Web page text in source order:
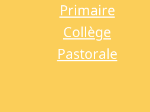
Primaire
Collège
Pastorale